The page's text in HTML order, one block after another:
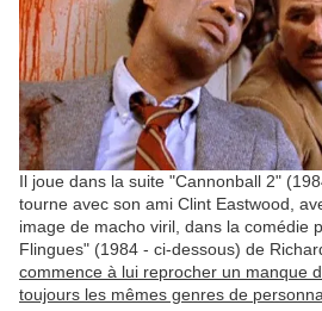
Il joue dans la suite "Cannonball 2"
tourne avec son ami Clint Eastwood,
image de macho viril, dans la comédie
Flingues" (1984 - ci-dessous) de
commence à lui reprocher un manque
toujours les mêmes genres de